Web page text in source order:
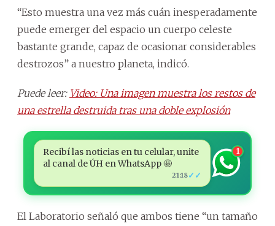
“Esto muestra una vez más cuán inesperadamente
puede emerger del espacio un cuerpo celeste
bastante grande, capaz de ocasionar considerables
destrozos” a nuestro planeta, indicó.
Puede leer: Video: Una imagen muestra los restos de
una estrella destruida tras una doble explosión
Recibí las noticias en tu celular, unite
al canal de ÚH en WhatsApp 🤩
21:18✓✓
1
El Laboratorio señaló que ambos tiene “un tamaño